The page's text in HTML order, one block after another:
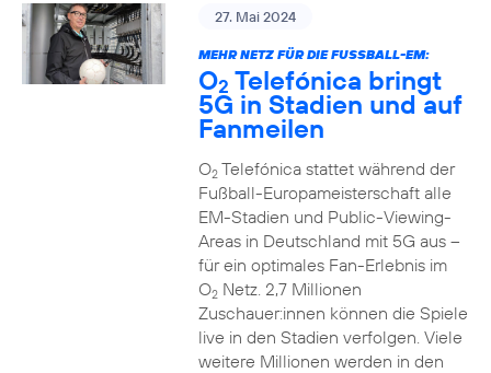
27. Mai 2024
MEHR NETZ FÜR DIE FUSSBALL-EM:
O2 Telefónica bringt
5G in Stadien und auf
Fanmeilen
O2Telefónica stattet während der
Fußball-Europameisterschaft alle
EM-Stadien und Public-Viewing-
Areas in Deutschland mit 5G aus –
für ein optimales Fan-Erlebnis im
O2Netz. 2,7 Millionen
Zuschauer:innen können die Spiele
live in den Stadien verfolgen. Viele
weitere Millionen werden in den